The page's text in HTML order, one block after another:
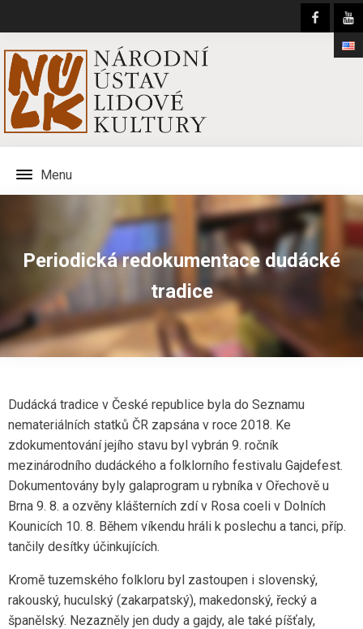
Menu
Periodická redokumentace dudácké
tradice
Dudácká tradice v České republice byla do Seznamu
nemateriálních statků ČR zapsána v roce 2018. Ke
zdokumentování jejího stavu byl vybrán 9. ročník
mezinárodního dudáckého a folklorního festivalu Gajdefest.
Dokumentovány byly galaprogram u rybníka v Ořechově u
Brna 9. 8. a ozvěny klášterních zdí v Rosa coeli v Dolních
Kounicích 10. 8. Během víkendu hráli k poslechu a tanci, příp.
tančily desítky účinkujících.
Kromě tuzemského folkloru byl zastoupen i slovenský,
rakouský, huculský (zakarpatský), makedonský, řecký a
španělský. Nezazněly jen dudy a gajdy, ale také píšťaly,